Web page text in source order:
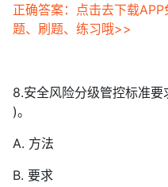
正确答案：点击去下载
题、刷题、练习哦>>
8.安全风险分级管控标准
)。
A. 方法
B. 要求